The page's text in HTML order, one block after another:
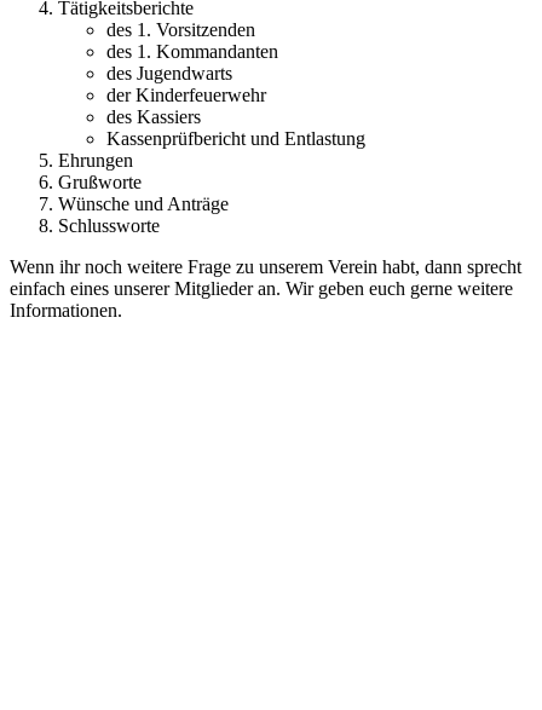
Tätigkeitsberichte
des 1. Vorsitzenden
des 1. Kommandanten
des Jugendwarts
der Kinderfeuerwehr
des Kassiers
Kassenprüfbericht und Entlastung
Ehrungen
Grußworte
Wünsche und Anträge
Schlussworte
Wenn ihr noch weitere Frage zu unserem Verein habt, dann sprecht
einfach eines unserer Mitglieder an. Wir geben euch gerne weitere
Informationen.